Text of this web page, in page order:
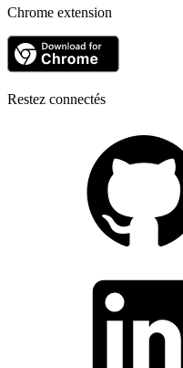
Chrome extension
Restez connectés